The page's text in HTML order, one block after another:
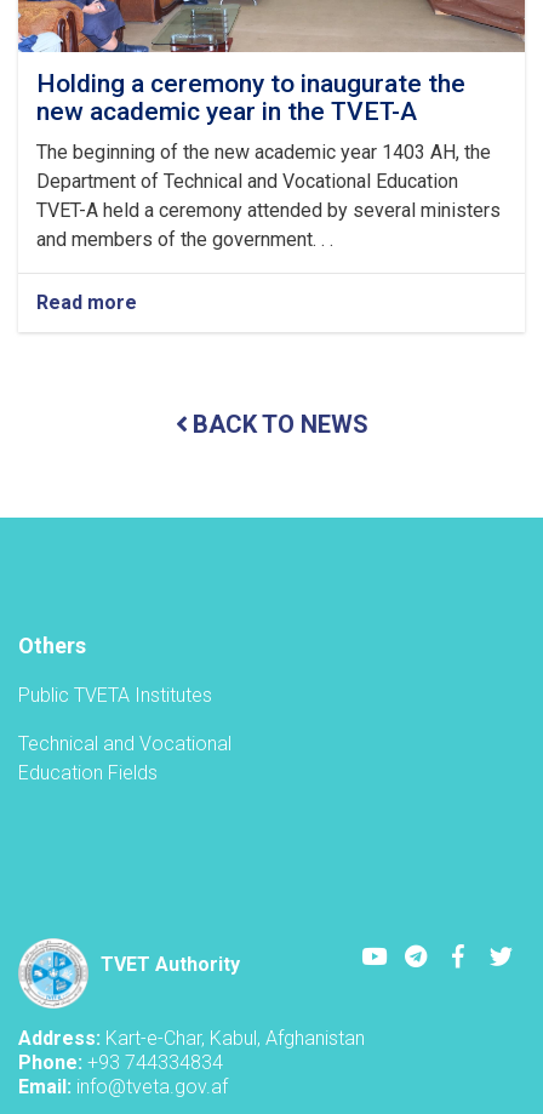
Eid-
ul
Fitr
Holding a ceremony to inaugurate the
new academic year in the TVET-A
The beginning of the new academic year 1403 AH, the
Department of Technical and Vocational Education
TVET-A held a ceremony attended by several ministers
and members of the government. . .
Read more
Holding
inaugurate
year
BACK TO NEWS
Others
Public TVETA Institutes
Technical and Vocational
Education Fields
TVET Authority
YoutubeLinkedIn
Address: Kart-e-Char, Kabul, Afghanistan
Phone: +93 744334834
Email: info@tveta.gov.af